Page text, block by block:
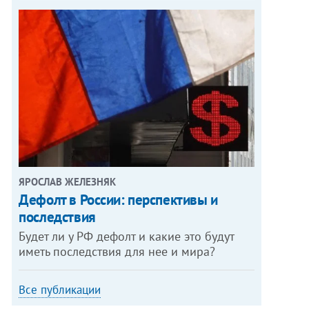
ЯРОСЛАВ ЖЕЛЕЗНЯК
Дефолт в России: перспективы и
последствия
Будет ли у РФ дефолт и какие это будут
иметь последствия для нее и мира?
Все публикации